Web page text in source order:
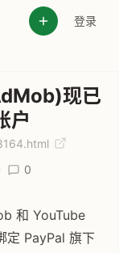
登录
现已
户
· 0
和 YouTube
定 PayPal 旗下